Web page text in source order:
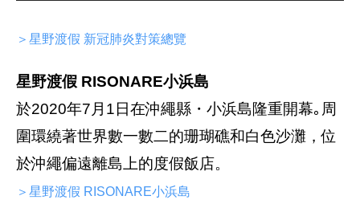
＞星野渡假 新冠肺炎對策總覽
星野渡假 RISONARE小浜島
於2020年7月1日在沖繩縣・小浜島隆重開幕｡周
圍環繞著世界數一數二的珊瑚礁和白色沙灘，位
於沖繩偏遠離島上的度假飯店。
＞星野渡假 RISONARE小浜島